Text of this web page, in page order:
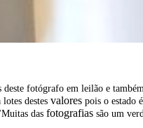
fotógrafo em leilão e
destes valores pois o estado
das fotografias são um